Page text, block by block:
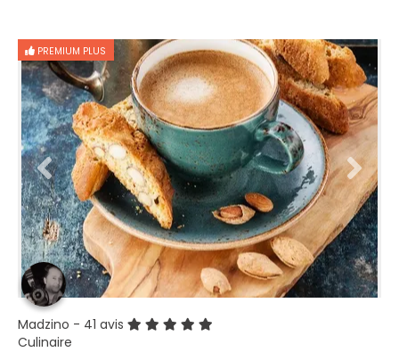
PREMIUM PLUS
Madzino - 41 avis
Culinaire